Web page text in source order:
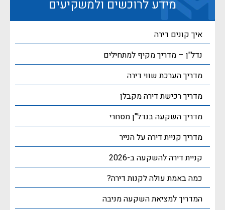
מידע לרוכשים ולמשקיעים
איך קונים דירה
נדל"ן – מדריך מקיף למתחילים
מדריך הערכת שווי דירה
מדריך רכישת דירה מקבלן
מדריך השקעה בנדל"ן מסחרי
מדריך קניית דירה על הנייר
קניית דירה להשקעה ב-2026
כמה באמת עולה לקנות דירה?
המדריך למציאת השקעה מניבה